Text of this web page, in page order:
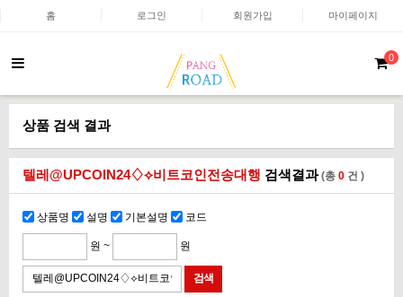
홈 로그인 회원가입 마이페이지
0
상품 검색 결과
텔레@UPCOIN24♢⟡비트코인전송대행 검색결과(총 0 건 )
상품명 설명 기본설명 코드
원 ~ 원